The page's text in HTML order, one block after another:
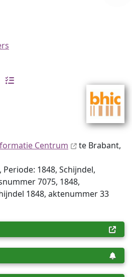
Centrum
te Brabant,
1848, Schijndel,
7075, 1848,
1848, aktenummer 33